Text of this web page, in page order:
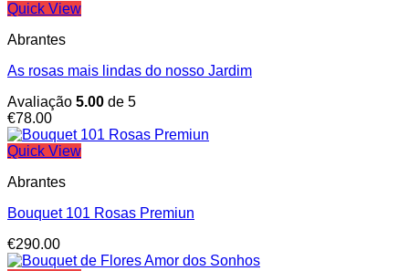
Quick View
Abrantes
As rosas mais lindas do nosso Jardim
Avaliação 5.00 de 5
€78.00
Quick View
Abrantes
Bouquet 101 Rosas Premiun
€290.00